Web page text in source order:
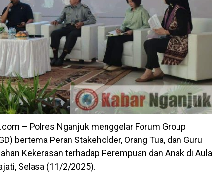
– Polres Nganjuk menggelar Forum Group
bertema Peran Stakeholder, Orang Tua, dan Guru
Kekerasan terhadap Perempuan dan Anak di Aula
Selasa (11/2/2025).